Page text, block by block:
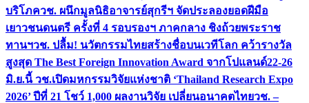
บริโภควช. ผนึกมูลนิธิอาจารย์สุกรีฯ จัดประลองยอดฝีมือ
เยาวชนดนตรี ครั้งที่ 4 รอบรองฯ ภาคกลาง ชิงถ้วยพระราช
ทานฯวช. ปลื้ม! นวัตกรรมไทยสร้างชื่อบนเวทีโลก คว้ารางวัล
สูงสุด The Best Foreign Innovation Award จากโปแลนด์22-26
มิ.ย.นี้ วช.เปิดมหกรรมวิจัยแห่งชาติ ‘Thailand Research Expo
2026’ ปีที่ 21 โชว์ 1,000 ผลงานวิจัย เปลี่ยนอนาคตไทยวช. –